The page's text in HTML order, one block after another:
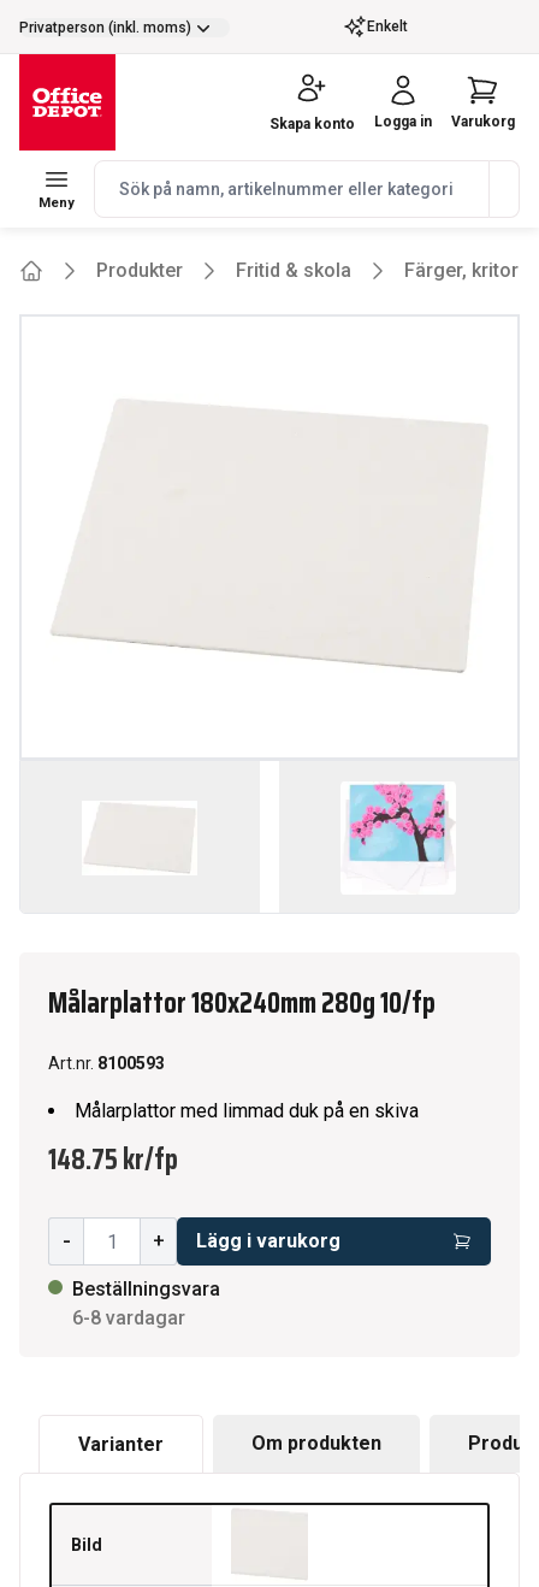
selector.vat
Privatperson (inkl. moms) Enkelt
Meny
navbar.quicksearch.label
Skapa konto Logga in Varukorg
Produkter Fritid & skola Färger, kritor
Målarplattor 180x240mm 280g 10/fp
Art.nr. 8100593
Målarplattor med limmad duk på en skiva
148.75 kr/fp
- + Lägg i varukorg
Beställningsvara
6-8 vardagar
Varianter Om produkten
Bild